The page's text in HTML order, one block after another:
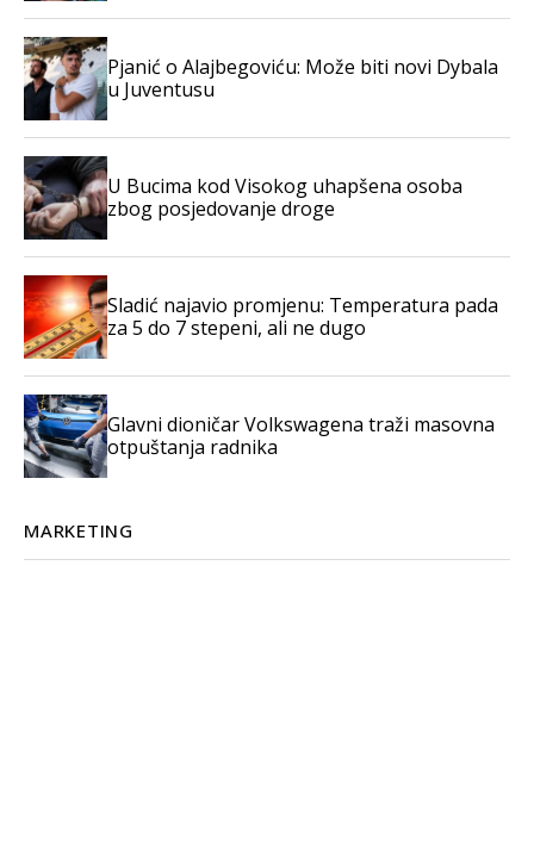
Pjanić o Alajbegoviću: Može biti novi Dybala
u Juventusu
U Bucima kod Visokog uhapšena osoba
zbog posjedovanje droge
Sladić najavio promjenu: Temperatura pada
za 5 do 7 stepeni, ali ne dugo
Glavni dioničar Volkswagena traži masovna
otpuštanja radnika
MARKETING